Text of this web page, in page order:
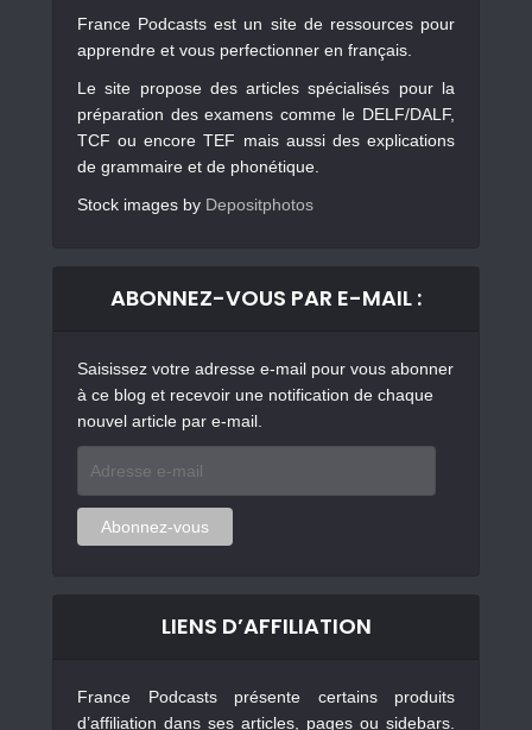
France Podcasts est un site de ressources pour
apprendre et vous perfectionner en français.
Le site propose des articles spécialisés pour la
préparation des examens comme le DELF/DALF,
TCF ou encore TEF mais aussi des explications
de grammaire et de phonétique.
Stock images by Depositphotos
ABONNEZ-VOUS PAR E-MAIL :
Saisissez votre adresse e-mail pour vous abonner
à ce blog et recevoir une notification de chaque
nouvel article par e-mail.
mail
Abonnez-vous
LIENS D’AFFILIATION
France Podcasts présente certains produits
d’affiliation dans ses articles, pages ou sidebars.